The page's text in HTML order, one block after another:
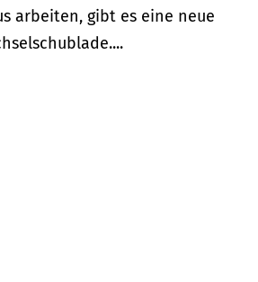
arbeiten, gibt es eine neue